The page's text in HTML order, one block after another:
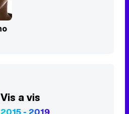
Vis a vis
Stranger Things